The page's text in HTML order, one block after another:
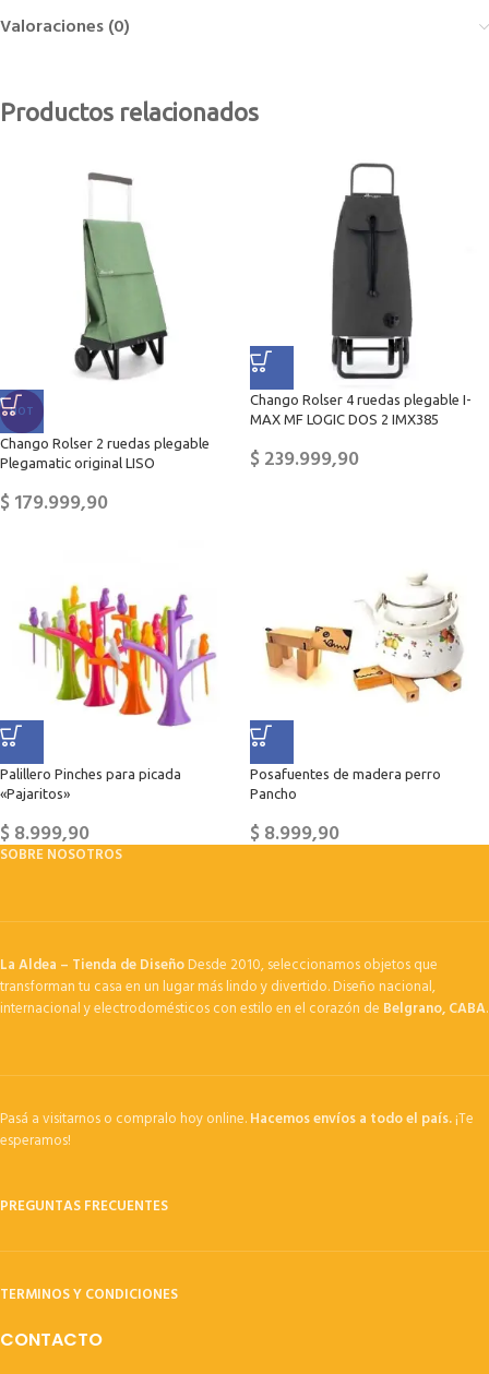
Valoraciones (0)
Productos relacionados
HOT
Chango Rolser 2 ruedas plegable
Plegamatic original LISO
$179.999,90
Chango Rolser 4 ruedas plegable I-
MAX MF LOGIC DOS 2 IMX385
$239.999,90
Palillero Pinches para picada
«Pajaritos»
$8.999,90
Posafuentes de madera perro
Pancho
$8.999,90
SOBRE NOSOTROS
La Aldea – Tienda de DiseñoDesde 2010, seleccionamos objetos que
transforman tu casa en un lugar más lindo y divertido. Diseño nacional,
internacional y electrodomésticos con estilo en el corazón de Belgrano, CABA.
Pasá a visitarnos o compralo hoy online.Hacemos envíos a todo el país.¡Te
esperamos!
PREGUNTAS FRECUENTES
TERMINOS Y CONDICIONES
CONTACTO